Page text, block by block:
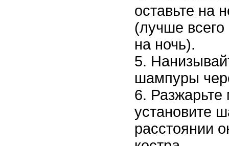
оставьте на
(лучше
на ночь).
шампуры
Разжарьте
установите
расстоянии